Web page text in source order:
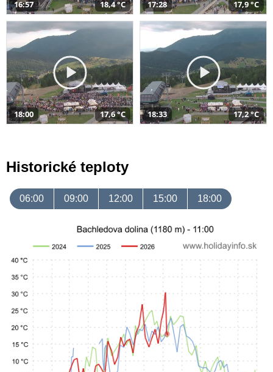
16:57 18,4 °C 17:28 17,9 °C
18:00 17,6 °C 18:33 17,2 °C
Historické teploty
06:00 09:00 12:00 15:00 18:00